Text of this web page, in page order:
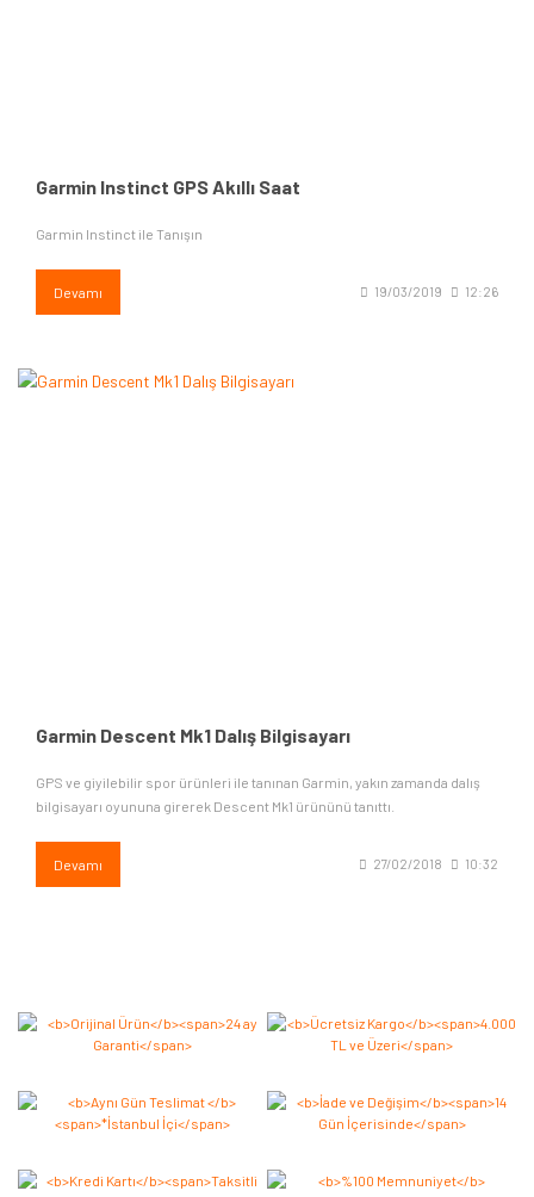
Garmin Instinct GPS Akıllı Saat
Garmin Instinct ile Tanışın
Devamı 19/03/2019 12:26
Garmin Descent Mk1 Dalış Bilgisayarı
GPS ve giyilebilir spor ürünleri ile tanınan Garmin, yakın zamanda dalış
bilgisayarı oyununa girerek Descent Mk1 ürününü tanıttı.
Devamı 27/02/2018 10:32